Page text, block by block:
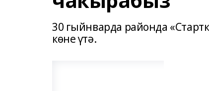
30 гыйнварда районда
көне үтә.